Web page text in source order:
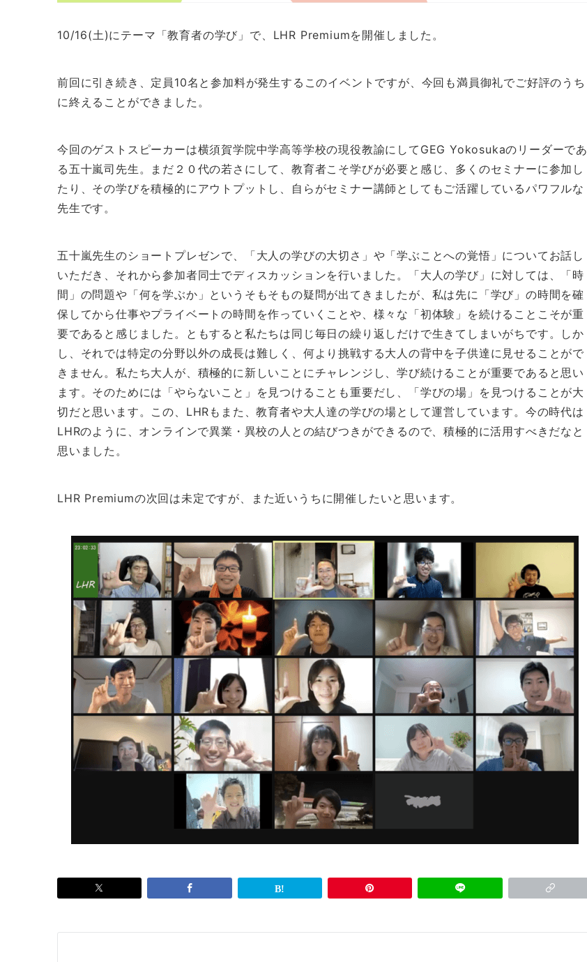
10/16(土)にテーマ「教育者の学び」で、LHR Premiumを開催しました。
前回に引き続き、定員10名と参加料が発生するこのイベントですが、今回も満員御礼でご好評のうち
に終えることができました。
今回のゲストスピーカーは横須賀学院中学高等学校の現役教諭にしてGEG Yokosukaのリーダーであ
る五十嵐司先生。まだ２０代の若さにして、教育者こそ学びが必要と感じ、多くのセミナーに参加し
たり、その学びを積極的にアウトプットし、自らがセミナー講師としてもご活躍しているパワフルな
先生です。
五十嵐先生のショートプレゼンで、「大人の学びの大切さ」や「学ぶことへの覚悟」についてお話し
いただき、それから参加者同士でディスカッションを行いました。「大人の学び」に対しては、「時
間」の問題や「何を学ぶか」というそもそもの疑問が出てきましたが、私は先に「学び」の時間を確
保してから仕事やプライベートの時間を作っていくことや、様々な「初体験」を続けることこそが重
要であると感じました。ともすると私たちは同じ毎日の繰り返しだけで生きてしまいがちです。しか
し、それでは特定の分野以外の成長は難しく、何より挑戦する大人の背中を子供達に見せることがで
きません。私たち大人が、積極的に新しいことにチャレンジし、学び続けることが重要であると思い
ます。そのためには「やらないこと」を見つけることも重要だし、「学びの場」を見つけることが大
切だと思います。この、LHRもまた、教育者や大人達の学びの場として運営しています。今の時代は
LHRのように、オンラインで異業・異校の人との結びつきができるので、積極的に活用すべきだなと
思いました。
LHR Premiumの次回は未定ですが、また近いうちに開催したいと思います。